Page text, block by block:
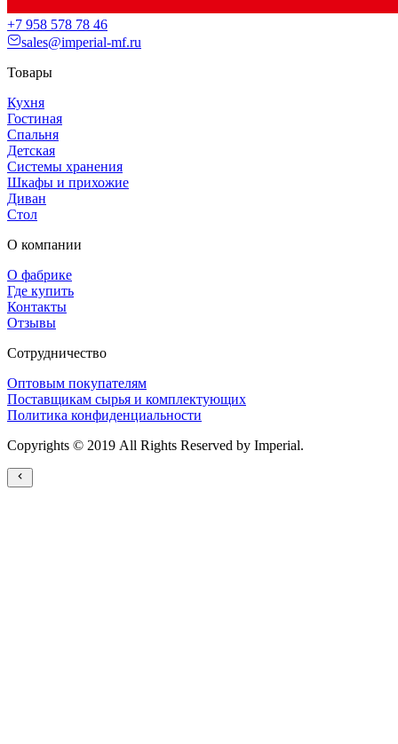
+7 958 578 78 46
sales@imperial-mf.ru
Товары
Кухня
Гостиная
Спальня
Детская
Системы хранения
Шкафы и прихожие
Диван
Стол
О компании
О фабрике
Где купить
Контакты
Отзывы
Сотрудничество
Оптовым покупателям
Поставщикам сырья и комплектующих
Политика конфиденциальности
Copyrights © 2019 All Rights Reserved by Imperial.